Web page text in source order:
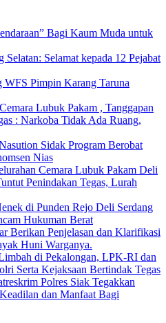
Bagi Kaum Muda untuk
Selamat kepada 12 Pejabat
Pimpin Karang Taruna
Lubuk Pakam , Tanggapan
: Narkoba Tidak Ada Ruang,
Sidak Program Berobat
Nias
Cemara Lubuk Pakam Deli
Penindakan Tegas, Lurah
di Punden Rejo Deli Serdang
Hukuman Berat
Berikan Penjelasan dan Klarifikasi
Huni Warganya.
di Pekalongan, LPK-RI dan
Serta Kejaksaan Bertindak Tegas
Polres Siak Tegakkan
dan Manfaat Bagi